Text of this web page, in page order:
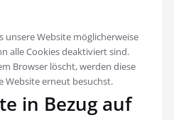
unsere Website möglicherweise
alle Cookies deaktiviert sind.
Browser löscht, werden diese
Website erneut besuchst.
in Bezug auf